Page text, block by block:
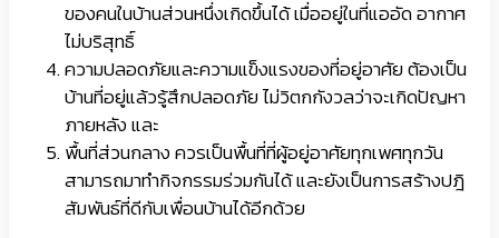
ของคนในบ้านส่วนหนึ่งเกิดขึ้นได้ เมื่ออยู่ในที่แออัด อากาศ
ไม่บริสุทธิ์
ความปลอดภัยและความแข็งแรงของที่อยู่อาศัย ต้องเป็น
บ้านที่อยู่แล้วรู้สึกปลอดภัย ไม่วิตกกังวลว่าจะเกิดปัญหา
ภายหลัง และ
พื้นที่ส่วนกลาง ควรเป็นพื้นที่ที่ผู้อยู่อาศัยทุกเพศทุกวัน
สามารถมาทำกิจกรรมร่วมกันได้ และยังเป็นการสร้างปฎิ
สัมพันธ์ที่ดีกับเพื่อนบ้านได้อีกด้วย